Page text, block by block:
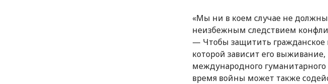
«Мы ни в коем случае не должны
неизбежным следствием
— Чтобы защитить гражданское
которой зависит его
международного
время войны может также